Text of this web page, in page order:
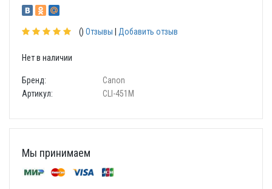
() Отзывы Добавить отзыв
Нет в наличии
Бренд:
Canon
Артикул:
CLI-451M
Мы принимаем